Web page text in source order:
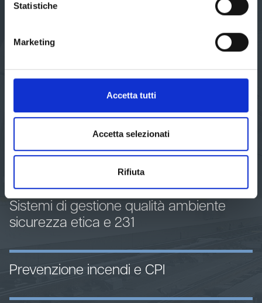
Statistiche
Marketing
Accetta tutti
Accetta selezionati
Rifiuta
Medicina del lavoro
Misure agenti fisici
Sistemi di gestione qualità ambiente
sicurezza etica e 231
Prevenzione incendi e CPI